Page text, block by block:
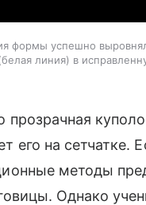
формы успешно
линия) в
его на сетчатке.
методы
Однако